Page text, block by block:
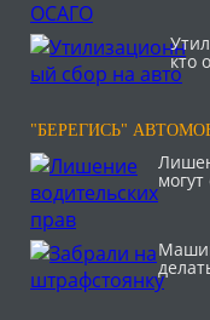
кто
"БЕРЕГИСЬ"
могут